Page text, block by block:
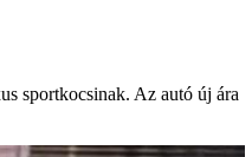
sportkocsinak. Az autó új ára